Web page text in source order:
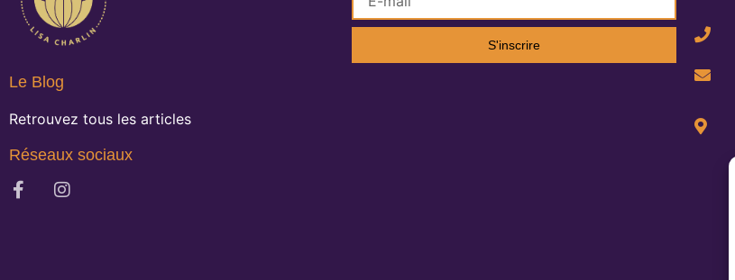
Le Blog
Retrouvez tous les articles
Réseaux sociaux
S'inscrire